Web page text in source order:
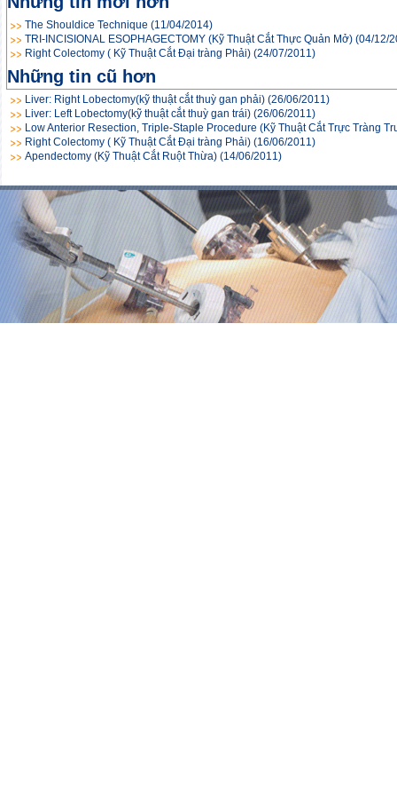
The Shouldice Technique (11/04/2014)
TRI-INCISIONAL ESOPHAGECTOMY (Kỹ Thuật Cắt Thực Quản Mở) (04/12/
Right Colectomy ( Kỹ Thuật Cắt Đại tràng Phải) (24/07/2011)
Những tin cũ hơn
Liver: Right Lobectomy(kỹ thuật cắt thuỳ gan phải) (26/06/2011)
Liver: Left Lobectomy(kỹ thuật cắt thuỳ gan trái) (26/06/2011)
Low Anterior Resection, Triple-Staple Procedure (Kỹ Thuật Cắt Trực Tràng
Right Colectomy ( Kỹ Thuật Cắt Đại tràng Phải) (16/06/2011)
Apendectomy (Kỹ Thuật Cắt Ruột Thừa) (14/06/2011)